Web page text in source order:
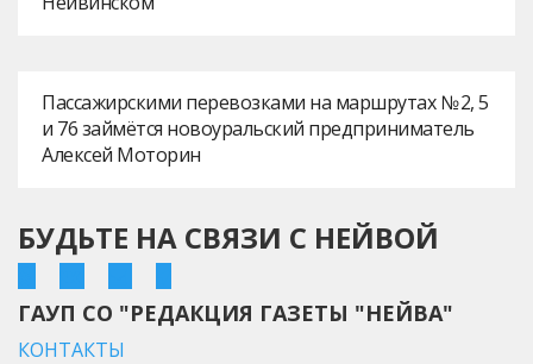
Пассажирскими перевозками на маршрутах № 2, 5
и 76 займётся новоуральский предприниматель
Алексей Моторин
БУДЬТЕ НА СВЯЗИ С НЕЙВОЙ
ГАУП СО "РЕДАКЦИЯ ГАЗЕТЫ "НЕЙВА"
КОНТАКТЫ